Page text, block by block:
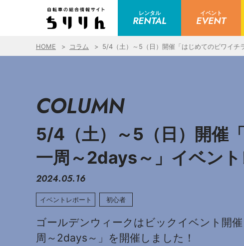
レンタル
RENTAL
イベント
EVENT
HOME コラム 5/4（土）～5（日）開催「はじめてのビワイチ
COLUMN
5/4（土）～5（日）開催
一周～2days～」イベント
2024.05.16
イベントレポート 初心者
ゴールデンウィークはビックイベント開
周～2days～」を開催しました！